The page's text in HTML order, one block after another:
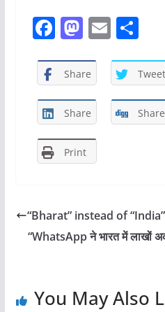
F
c
e
b
o
o
M
st
o
d
o
n
E
ai
l
S
ar
e
Share Tweet
Share Share
Print
“Bharat” instead of “India”
“WhatsApp ने भारत में लाखों
You May Also